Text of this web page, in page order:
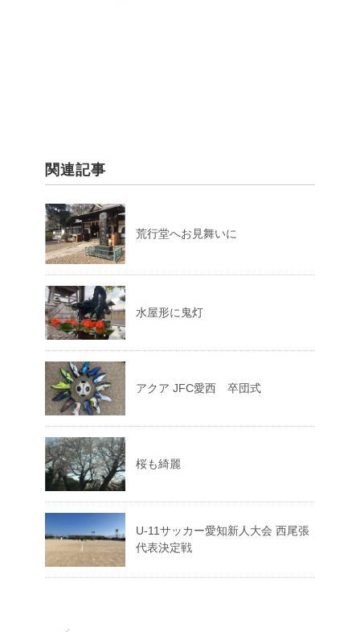
関連記事
荒行堂へお見舞いに
水屋形に鬼灯
アクア JFC愛西 卒団式
桜も綺麗
U-11サッカー愛知新人大会 西尾張
代表決定戦